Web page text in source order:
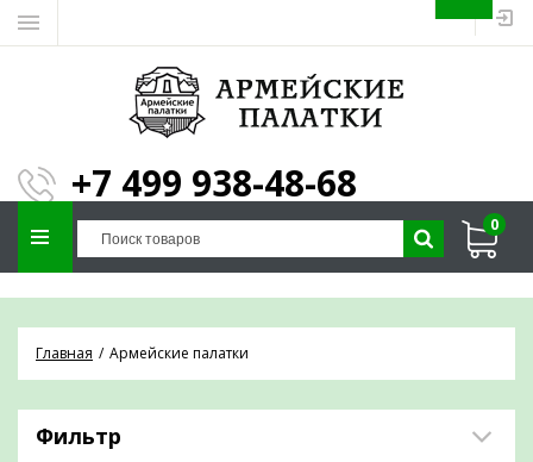
+7 499 938-48-68
0
Главная Армейские палатки
Фильтр
ЗАПОЛНИТЕ ФОРМУ И
МЫ ПОДБЕРЕМ
ПАЛАТКУ ПОД ВАШИ
ПАРАМЕТРЫ!
Отправим предложение на почту и
проконсультируем по любым вопросам